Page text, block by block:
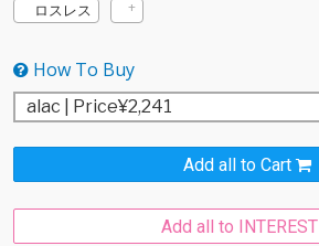
ロスレス
How To Buy
Add all to Cart
Add all to INTEREST